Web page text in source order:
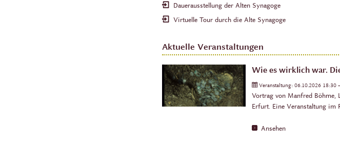
Dauerausstellung der Alten Synagoge
Virtuelle Tour durch die Alte Synagoge
Aktuelle Veranstaltungen
Wie es wirklich war.
Veranstaltung:06.10.2026 18:30
Vortrag von Manfred Böhme,
Erfurt. Eine Veranstaltung im
Ansehen